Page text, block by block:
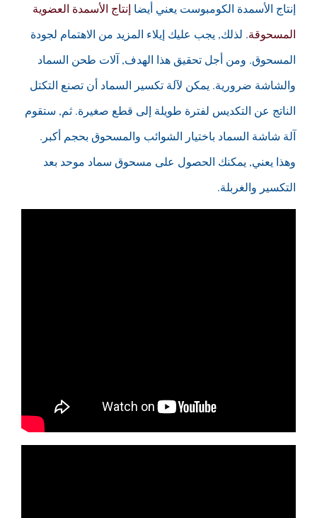
إنتاج الأسمدة الكومبوست يعني أيضا إنتاج الأسمدة العضوية
المسحوقة. لذلك, يجب عليك إيلاء المزيد من الاهتمام لجودة
المسحوق. ومن أجل تحقيق هذا الهدف, آلات طحن السماد
والشاشة ضرورية. يمكن لآلة تكسير السماد أن تصنع التكتل
الناتج عن التكديس لفترة طويلة إلى قطع صغيرة. ثم, ستقوم
آلة شاشة السماد باختيار الشوائب والمسحوق بحجم أكبر.
وهذا يعني, يمكنك الحصول على مسحوق سماد موحد بعد
التكسير والغربلة.